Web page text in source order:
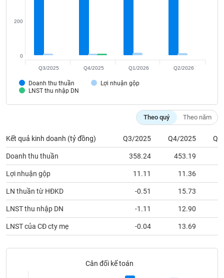
Doanh thu thuần
Lợi nhuận gộp
LNST thu nhập DN
0
200
Q3/2025 Q4/2025 Q1/2026 Q2/2026
Theo quý Theo năm
Kết quả kinh doanh (tỷ đồng) Q3/2025 Q4/2025
Doanh thu thuần 358.24 453.19
Lợi nhuận gộp 11.11 11.36
LN thuần từ HĐKD -0.51 15.73
LNST thu nhập DN -1.11 12.90
LNST của CĐ cty mẹ -0.04 13.69
Cân đối kế toán
Tin
Bài
giả
(-)
Báo
cáo
phân
tích
(-)
ngữ